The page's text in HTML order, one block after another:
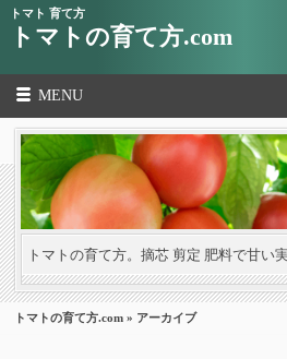
トマト 育て方
トマトの育て方.com
MENU
トマトの育て方。摘芯 剪定 肥料で甘い
トマトの育て方.com » アーカイブ